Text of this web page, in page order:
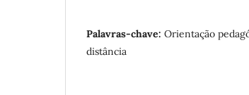
Palavras-chave: Orientação
distância